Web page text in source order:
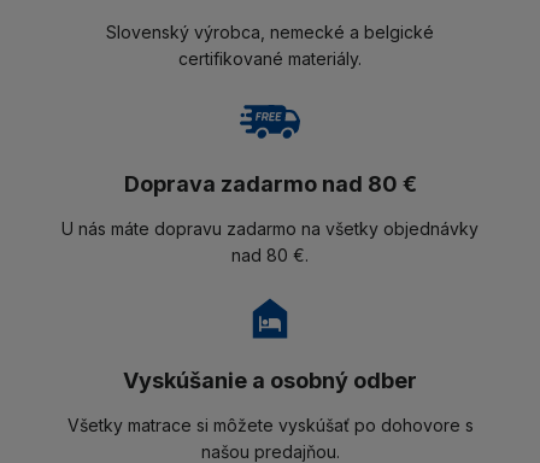
Slovenský výrobca, nemecké a belgické
certifikované materiály.
Doprava zadarmo nad 80 €
U nás máte dopravu zadarmo na všetky objednávky
nad 80 €.
Vyskúšanie a osobný odber
Všetky matrace si môžete vyskúšať po dohovore s
našou predajňou.